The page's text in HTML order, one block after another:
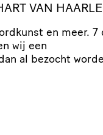
VAN
en meer. 7
wij een
al bezocht